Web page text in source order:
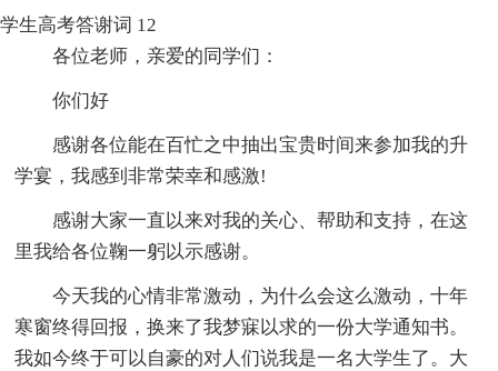
学生高考答谢词 12
各位老师，亲爱的同学们：
你们好
感谢各位能在百忙之中抽出宝贵时间来参加我的升
学宴，我感到非常荣幸和感激!
感谢大家一直以来对我的关心、帮助和支持，在这
里我给各位鞠一躬以示感谢。
今天我的心情非常激动，为什么会这么激动，十年
寒窗终得回报，换来了我梦寐以求的一份大学通知书。
我如今终于可以自豪的对人们说我是一名大学生了。大